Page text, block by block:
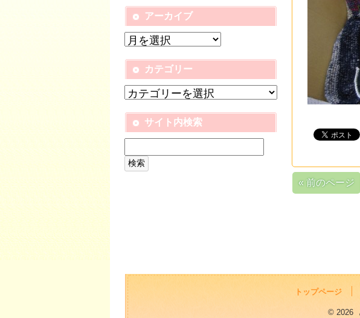
« 前のページ
アーカイブ
カテゴリー
サイト内検索
トップページ
© 2026